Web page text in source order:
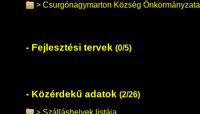
Csurgónagymarton Község Önkormányzata
Fejlesztési tervek (0/5)
Közérdekű adatok (2/26)